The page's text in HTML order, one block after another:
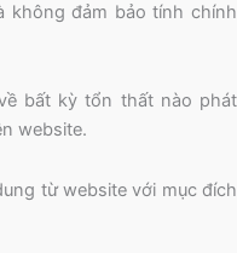
không đảm bảo tính chính
bất kỳ tổn thất nào phát
website.
từ website với mục đích